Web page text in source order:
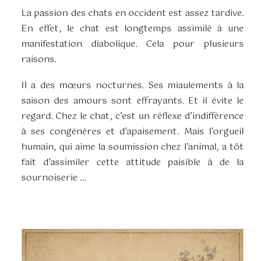
La passion des chats en occident est assez tardive.
En effet, le chat est longtemps assimilé à une
manifestation diabolique. Cela pour plusieurs
raisons.
Il a des mœurs nocturnes. Ses miaulements à la
saison des amours sont effrayants. Et il évite le
regard. Chez le chat, c’est un réflexe d’indifférence
à ses congénères et d’apaisement. Mais l’orgueil
humain, qui aime la soumission chez l’animal, a tôt
fait d’assimiler cette attitude paisible à de la
sournoiserie …